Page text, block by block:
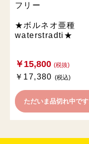
フリー
★ボルネオ亜種
waterstradti★
￥15,800 (税抜)
￥17,380(税込)
ただいま品切れ中です